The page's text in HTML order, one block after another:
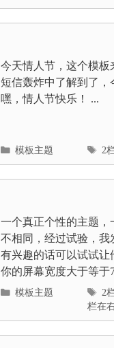
目
录
今天情人节，这个模
短信轰炸中了解到了
嘿，情人节快乐！ ...
分
类
目
模板主题
标
签
2
一个真正个性的主题
不相同，经过试验，我
有兴趣的话可以试试
你的屏幕宽度大于等于
分
目
录
模板主题
标
签
2
栏在